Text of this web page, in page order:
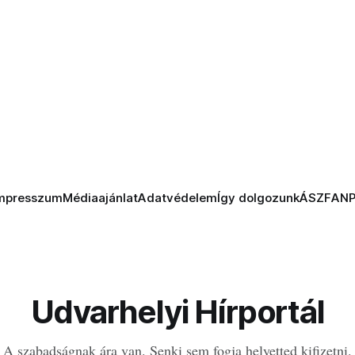
MédiaajánlatAdatvédelemÍgy dolgozunkÁSZF
Udvarhelyi Hírportál
A szabadságnak ára van. Senki sem fogja helyetted kifizetni.